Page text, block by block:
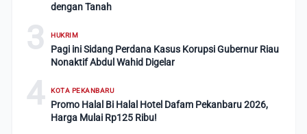
dengan Tanah
3 HUKRIM
Pagi ini Sidang Perdana Kasus Korupsi Gubernur Riau
Nonaktif Abdul Wahid Digelar
4 KOTA PEKANBARU
Promo Halal Bi Halal Hotel Dafam Pekanbaru 2026,
Harga Mulai Rp125 Ribu!